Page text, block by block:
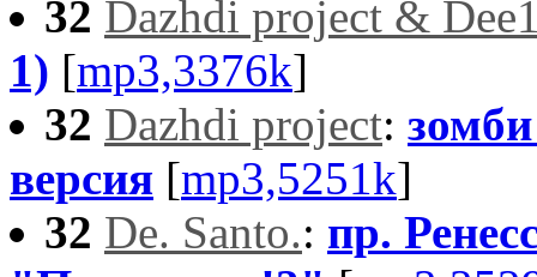
32 Dazhdi project &
1) [mp3,3376k]
32 Dazhdi project:
версия [mp3,5251k]
32 De. Santo.: пр.